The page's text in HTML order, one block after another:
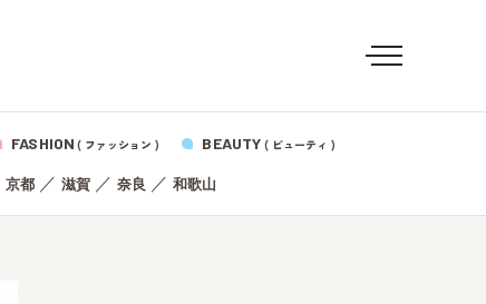
FASHION ( ファッション ) BEAUTY ( ビューティ )
京都／ 滋賀／ 奈良 ／ 和歌山